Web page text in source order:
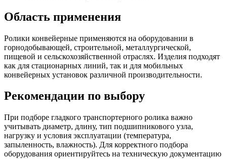
Область применения
Ролики конвейерные применяются на оборудовании в
горнодобывающей, строительной, металлургической,
пищевой и сельскохозяйственной отраслях. Изделия подходят
как для стационарных линий, так и для мобильных
конвейерных установок различной производительности.
Рекомендации по выбору
При подборе гладкого транспортерного ролика важно
учитывать диаметр, длину, тип подшипникового узла,
нагрузку и условия эксплуатации (температура,
запыленность, влажность). Для корректного подбора
оборудования ориентируйтесь на техническую документацию